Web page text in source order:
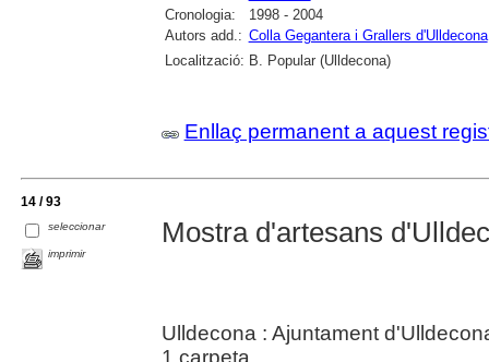
Cronologia:
1998 - 2004
Autors add.: Colla Gegantera i Grallers d'Ulldecona
Localització: B. Popular (Ulldecona)
Enllaç permanent a aquest
14 / 93
seleccionar
imprimir
Mostra d'artesans
Ulldecona : Ajuntament
1 carpeta